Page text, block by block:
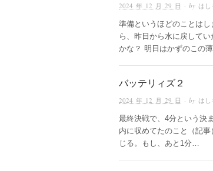
2024 年 12 月 29 日 · by はし
準備というほどのことは
ら、昨日から水に戻して
かな？ 明日はかずのこの
バッテリィズ２
2024 年 12 月 29 日 · by はし
最終決戦で、4分という決
内に収めてたのこと（記
じる。もし、あと1分…